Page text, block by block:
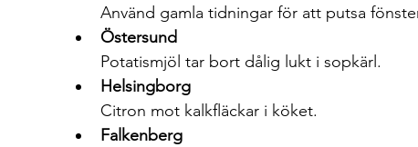
Använd gamla tidningar för att putsa
Östersund
Potatismjöl tar bort dålig lukt i sopkärl.
Helsingborg
Citron mot kalkfläckar i köket.
Falkenberg